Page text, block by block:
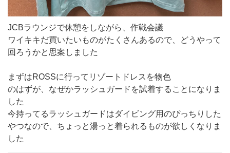
JCBラウンジで休憩をしながら、作戦会議
ワイキキだ買いたいものがたくさんあるので、どうやって
回ろうかと思案しました
まずはROSSに行ってリゾートドレスを物色
のはずが、なぜかラッシュガードを試着することになりま
した
今持ってるラッシュガードはダイビング用のぴっちりした
やつなので、ちょっと湯っと着られるものが欲しくなりま
した